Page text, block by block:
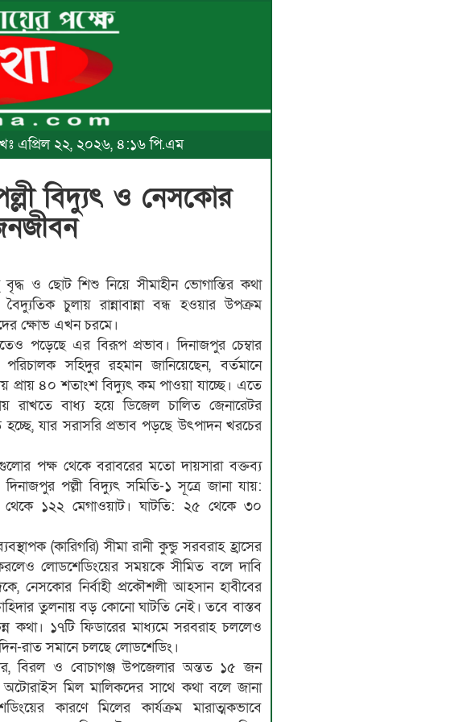
এপ্রিল ২২, ২০২৬, ৪:১৬ পি.এম
বিদ্যুৎ ও নেসকোর
বৃদ্ধ ও ছোট শিশু নিয়ে সীমাহীন ভোগান্তির কথা
বৈদ্যুতিক চুলায় রান্নাবান্না বন্ধ হওয়ার উপক্রম
ক্ষোভ এখন চরমে।
পড়েছে এর বিরূপ প্রভাব। দিনাজপুর চেম্বার
সহিদুর রহমান জানিয়েছেন, বর্তমানে
প্রায় ৪০ শতাংশ বিদ্যুৎ কম পাওয়া যাচ্ছে। এতে
রাখতে বাধ্য হয়ে ডিজেল চালিত জেনারেটর
হচ্ছে, যার সরাসরি প্রভাব পড়ছে উৎপাদন খরচের
পক্ষ থেকে বরাবরের মতো দায়সারা বক্তব্য
পল্লী বিদ্যুৎ সমিতি-১ সূত্রে জানা যায়:
থেকে ১২২ মেগাওয়াট। ঘাটতি: ২৫ থেকে ৩০
(কারিগরি) সীমা রানী কুন্ডু সরবরাহ হ্রাসের
লোডশেডিংয়ের সময়কে সীমিত বলে দাবি
নেসকোর নির্বাহী প্রকৌশলী আহসান হাবীবের
তুলনায় বড় কোনো ঘাটতি নেই। তবে বাস্তব
কথা। ১৭টি ফিডারের মাধ্যমে সরবরাহ চললেও
রাত সমানে চলছে লোডশেডিং।
বিরল ও বোচাগঞ্জ উপজেলার অন্তত ১৫ জন
অটোরাইস মিল মালিকদের সাথে কথা বলে জানা
কারণে মিলের কার্যক্রম মারাত্মকভাবে